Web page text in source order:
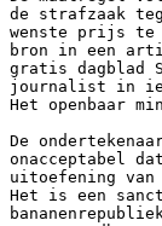
de strafzaak
wenste prijs te
bron in een
gratis dagblad
journalist in
Het openbaar
De
onacceptabel
uitoefening
Het is een